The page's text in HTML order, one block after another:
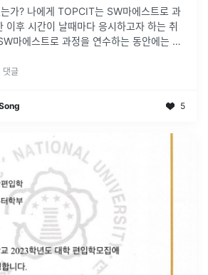
에스트로 과
이후 시간이 날때마다 응시하고자 하는 취
마에스트로 과정을 연수하는 동안에는 투
댓글
5